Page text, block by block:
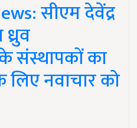
सीएम देवेंद्र
संस्थापकों का
लिए नवाचार को